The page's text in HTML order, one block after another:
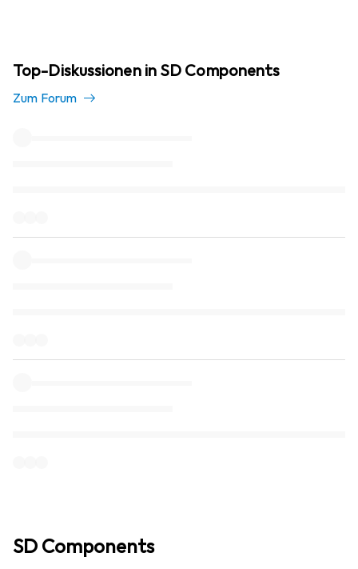
Top-Diskussionen in SD Components
Zum Forum
SD Components